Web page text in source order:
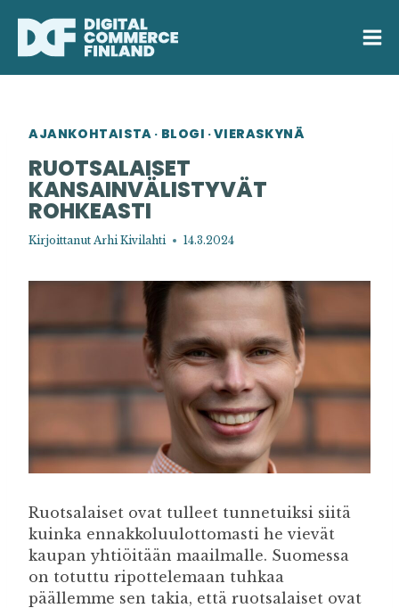
sisältöön
AJANKOHTAISTA · BLOGI ·VIERASKYNÄ
RUOTSALAISET
KANSAINVÄLISTYVÄT
ROHKEASTI
Kirjoittanut Arhi Kivilahti 14.3.2024
Ruotsalaiset ovat tulleet tunnetuiksi siitä
kuinka ennakkoluulottomasti he vievät
kaupan yhtiöitään maailmalle. Suomessa
on totuttu ripottelemaan tuhkaa
päällemme sen takia, että ruotsalaiset ovat